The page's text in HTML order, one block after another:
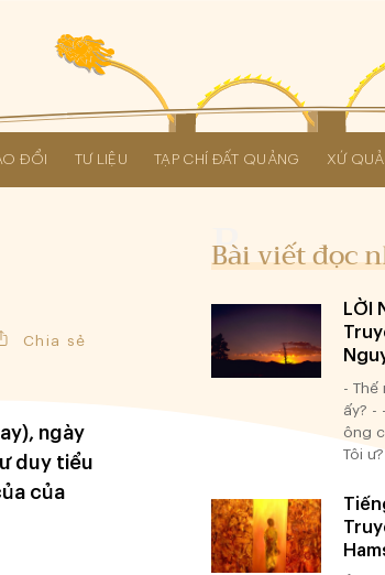
ĐỔI TƯ LIỆU TẠP CHÍ ĐẤT QUẢNG XỨ
Chia sẻ
ngày
duy tiểu
của
Bài viết đọc
LỜI
- Thế
ấy? -
ông
Tôi